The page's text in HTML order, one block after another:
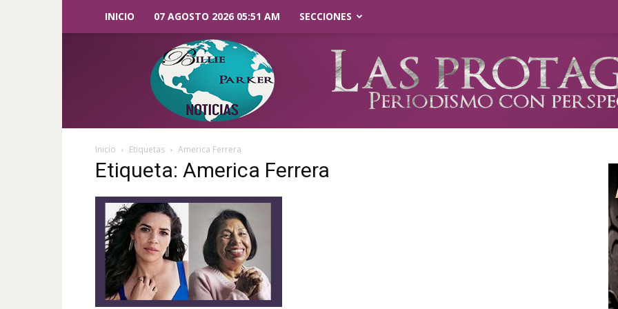
INICIO 07 AGOSTO 2026 05:51 AM SECCIONES
Parker
Noticias
Inicio Etiquetas America Ferrera
Etiqueta: America Ferrera